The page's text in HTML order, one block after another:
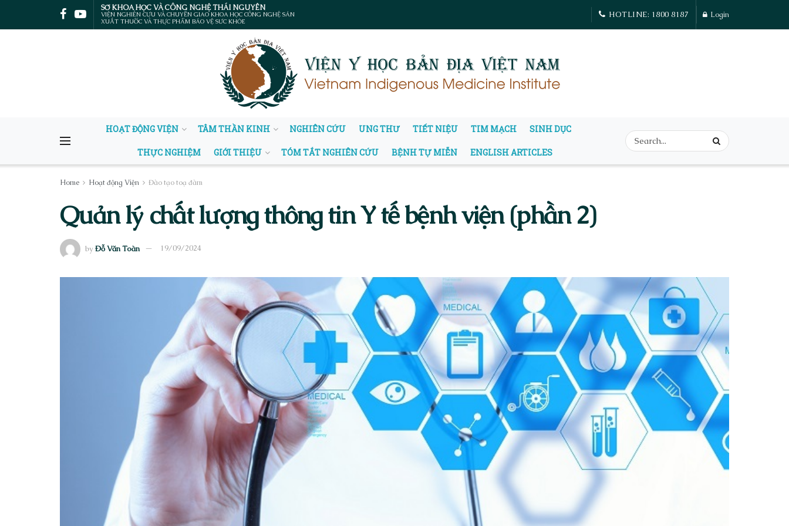
SỞ KHOA HỌC VÀ CÔNG NGHỆ THÁI NGUYÊN
VIỆN NGHIÊN CỨU VÀ CHUYỂN GIAO KHOA HỌC CÔNG NGHỆ SẢN
XUẤT THUỐC VÀ THỰC PHẨM BẢO VỆ SỨC KHỎE
HOTLINE: 1800 8187 Login
HOẠT ĐỘNG VIỆN TÂM THẦN KINH NGHIÊN CỨU UNG THƯ TIẾT NIỆU TIM MẠCH SINH DỤC
THỰC NGHIỆM GIỚI THIỆU TÓM TẮT NGHIÊN CỨU BỆNH TỰ MIỄN ENGLISH ARTICLES
Home Hoạt động Viện Đào tạo toạ đàm
Quản lý chất lượng thông tin Y tế bệnh viện (phần 2)
by Đỗ Văn Toàn 19/09/2024